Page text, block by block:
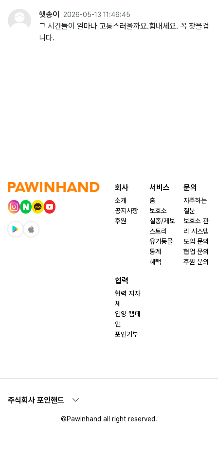
햇송이 2026-05-13 11:46:45
그 시간들이 얼마나 고통스러울까요.힘내세요. 꼭 찾을겁
니다.
회사
소개
공지사항
후원
서비스
홈
보호소
실종/제보
스토리
유기동물
통계
혜택
문의
자주하는
질문
보호소 관
리 시스템
도입 문의
협업 문의
후원 문의
협력
협력 지자
체
입양 캠페
인
포인기부
주식회사 포인핸드
©Pawinhand all right reserved.